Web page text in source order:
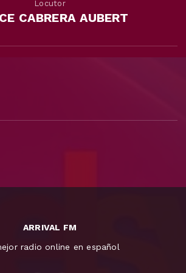
Locutor
CABRERA AUBERT
ARRIVAL FM
radio online en español